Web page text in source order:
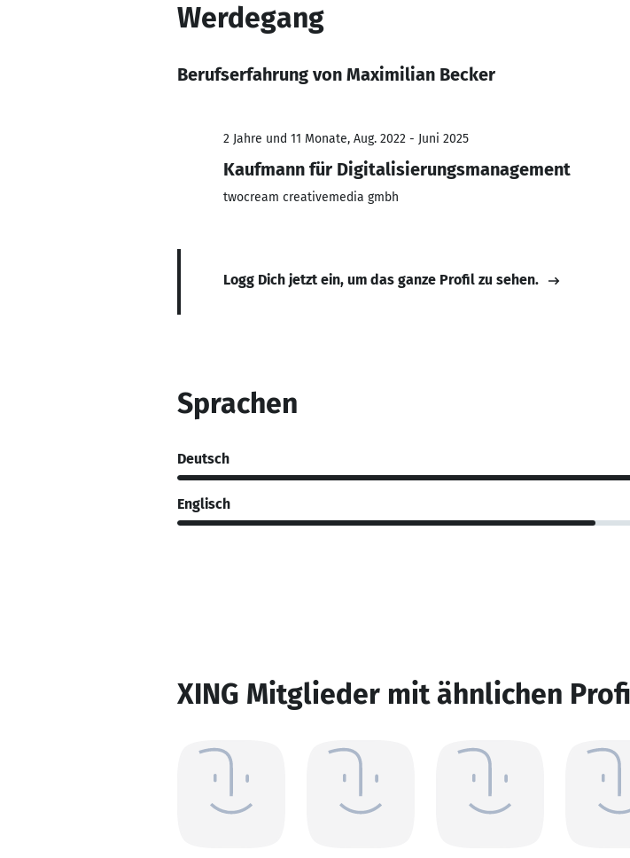
Werdegang
Berufserfahrung von Maximilian Becker
2 Jahre und 11 Monate, Aug. 2022 - Juni 2025
Kaufmann für Digitalisierungsmanagement
twocream creativemedia gmbh
Logg Dich jetzt ein, um das ganze Profil zu sehen.
Sprachen
Deutsch
Englisch
XING Mitglieder mit ähnlichen